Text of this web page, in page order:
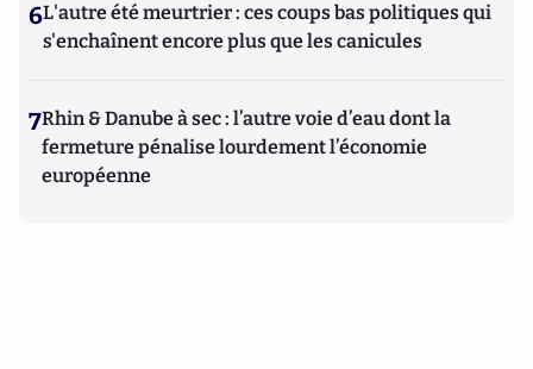
6L'autre été meurtrier : ces coups bas politiques qui
s'enchaînent encore plus que les canicules
7Rhin & Danube à sec : l’autre voie d’eau dont la
fermeture pénalise lourdement l’économie
européenne